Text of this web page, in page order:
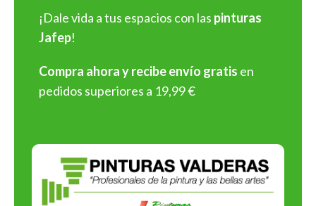
personalizables.
Barnices y esmaltes
Selladores y revestimientos: Soluciones profesionales
para preparar y proteger superficies antes de aplicar
¡Elige Pinturas Jafep y asegura
resultados espectaculares en
cada aplicación!
¡Dale vida a tus espacios con las pinturas
Jafep!
Compra ahora y recibe envío gratis en
pedidos superiores a 19,99 €